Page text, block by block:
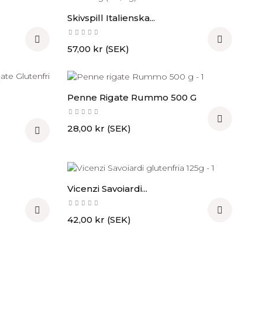

Skivspill Italienska...
Pris
57,00 kr (SEK)


Penne Rigate Rummo 500 G
Pris
28,00 kr (SEK)


Vicenzi Savoiardi...
Pris
42,00 kr (SEK)
